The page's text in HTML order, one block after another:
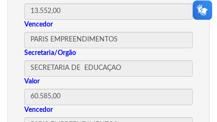
Vencedor
Secretaria/Orgão
Valor
Vencedor